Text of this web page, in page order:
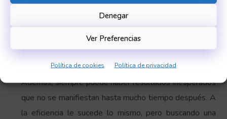
Denegar
Ver Preferencias
Política de cookies Política de privacidad
consiste en comprobar si los resultados incluyen la
mayor parte de los objetivos. La cuestión es que los
objetivos se ponen arbitrariamente, vienen desde
fuera, del mismo modo que los resultados van a afectar
a muchas más dimensiones de las que pretenden.
Además, siempre puede haber resultados inesperados
que no se manifiestan hasta mucho tiempo después. A
la eficiencia le sucede lo mismo, pero buscando una